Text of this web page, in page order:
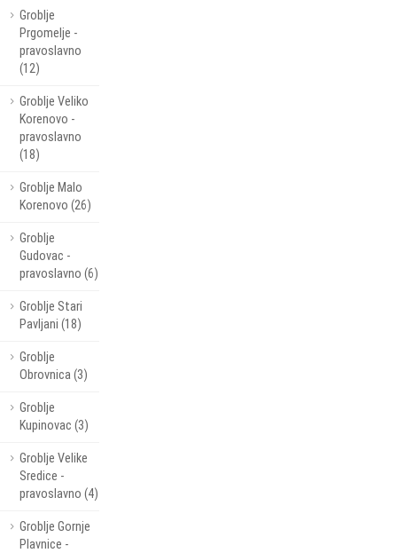
Groblje
Prgomelje -
pravoslavno
(12)
Groblje Veliko
Korenovo -
pravoslavno
(18)
Groblje Malo
Korenovo (26)
Groblje
Gudovac -
pravoslavno (6)
Groblje Stari
Pavljani (18)
Groblje
Obrovnica (3)
Groblje
Kupinovac (3)
Groblje Velike
Sredice -
pravoslavno (4)
Groblje Gornje
Plavnice -